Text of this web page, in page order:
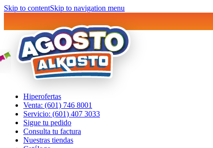
Skip to contentSkip to navigation menu
Hiperofertas
Venta: (601) 746 8001
Servicio: (601) 407 3033
Sigue tu pedido
Consulta tu factura
Nuestras tiendas